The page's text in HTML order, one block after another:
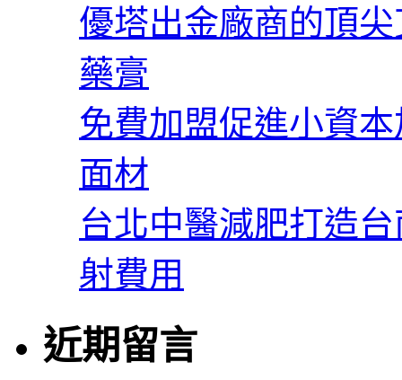
優塔出金廠商的頂
藥膏
免費加盟促進小資
面材
台北中醫減肥打造
射費用
近期留言